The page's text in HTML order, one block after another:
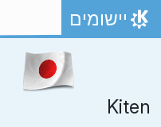
דילוג לתוכן
אתר הבית
יישומים
Kiten